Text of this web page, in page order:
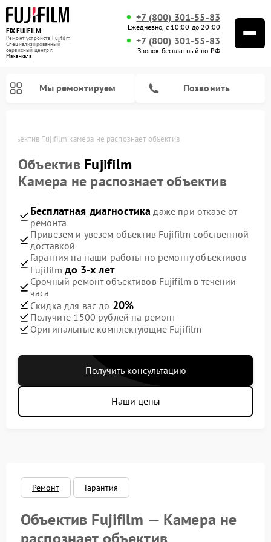
FIX-FUJIFILM
Ремонт устройств Fujifilm
Специализированный
cервисный центр г.
Махачкала
+7 (800) 301-55-83
Ежедневно, с 10:00 до 20:00
+7 (800) 301-55-83
Звонок бесплатный по РФ
Мы ремонтируем Позвонить
Объектив Fujifilm камера не распознает объектив
Объектив Fujifilm
Камера не распознает объектив
Бесплатная диагностика даже при отказе от
ремонта
Привезем и увезем объектив Fujifilm собственной
доставкой
Гарантия на наши работы по ремонту объективов
Fujifilmдо 3-х лет
Срочный ремонт объективов Fujifilm в течении
часа
Скидка для вас до 20%
Получите 1500 рублей на ремонт
Оригинальные комплектующие Fujifilm
Получить консультацию
Наши цены
Ремонт Гарантия
Объектив Fujifilm — Камера не
распознает объектив